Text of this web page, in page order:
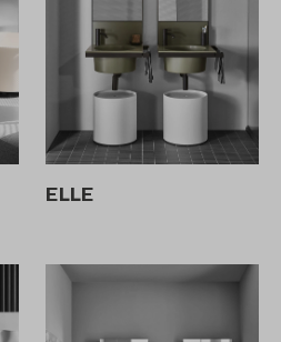
ELLE